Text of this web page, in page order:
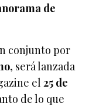
de
conjunto por
, será lanzada
el25 de
de lo que